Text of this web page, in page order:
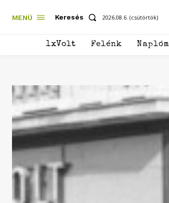
MENÜ Keresés 2026.08.6. (csütörtök)
1xVolt Felénk Naplóm